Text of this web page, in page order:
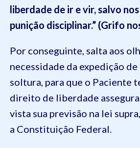
liberdade de ir e vir, salvo
punição disciplinar.” (Grifo
Por conseguinte, salta aos
necessidade da expedição de
soltura, para que o Paciente
direito de liberdade
vista sua previsão na lei
a Constituição Federal.